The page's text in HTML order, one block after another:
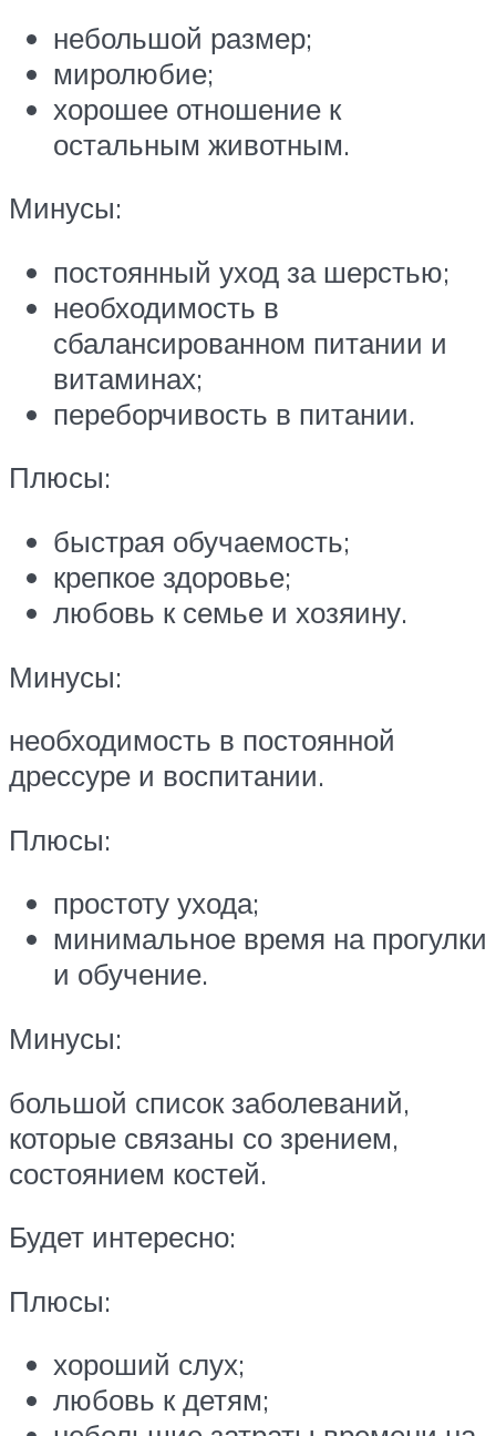
небольшой размер;
миролюбие;
хорошее отношение к
остальным животным.
Минусы:
постоянный уход за шерстью;
необходимость в
сбалансированном питании и
витаминах;
переборчивость в питании.
Плюсы:
быстрая обучаемость;
крепкое здоровье;
любовь к семье и хозяину.
Минусы:
необходимость в постоянной
дрессуре и воспитании.
Плюсы:
простоту ухода;
минимальное время на прогулки
и обучение.
Минусы:
большой список заболеваний,
которые связаны со зрением,
состоянием костей.
Будет интересно:
Плюсы:
хороший слух;
любовь к детям;